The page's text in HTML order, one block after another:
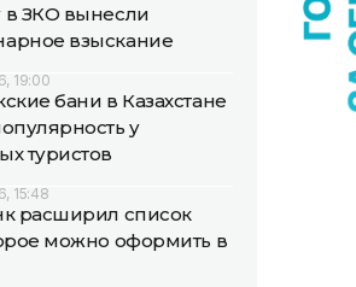
в ЗКО вынесли
взыскание
19:00
бани в Казахстане
у
туристов
15:48
расширил список
можно оформить в